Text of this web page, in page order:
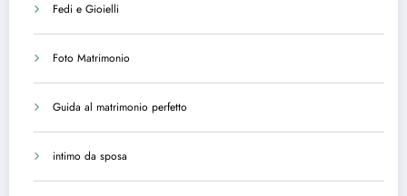
Fedi e Gioielli
Foto Matrimonio
Guida al matrimonio perfetto
intimo da sposa